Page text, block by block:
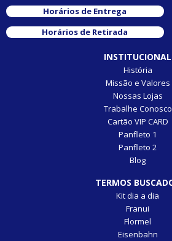
Horários de Entrega
Horários de Retirada
INSTITUCIONAL
História
Missão e Valores
Nossas Lojas
Trabalhe Conosco
Cartão VIP CARD
Panfleto 1
Panfleto 2
Blog
TERMOS
Kit dia a dia
Franui
Flormel
Eisenbahn